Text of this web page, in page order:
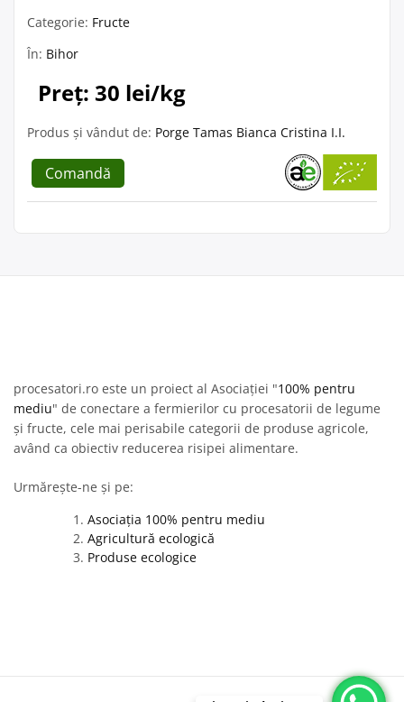
Categorie: Fructe
În: Bihor
Preț: 30 lei/kg
Produs și vândut de: Porge Tamas Bianca Cristina I.I.
Comandă
procesatori.ro este un proiect al Asociației "100% pentru
mediu" de conectare a fermierilor cu procesatorii de legume
și fructe, cele mai perisabile categorii de produse agricole,
având ca obiectiv reducerea risipei alimentare.
Urmărește-ne și pe:
Asociația 100% pentru mediu
Agricultură ecologică
Produse ecologice